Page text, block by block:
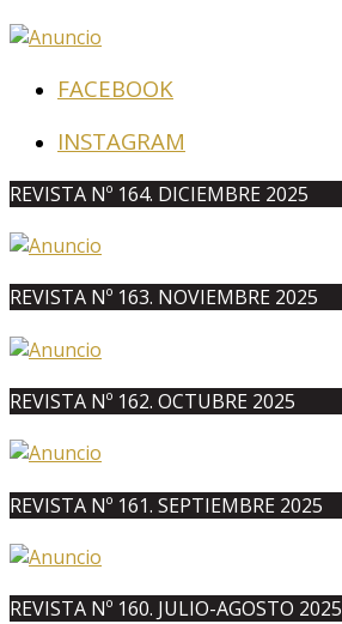
FACEBOOK
INSTAGRAM
REVISTA Nº 164. DICIEMBRE 2025
REVISTA Nº 163. NOVIEMBRE 2025
REVISTA Nº 162. OCTUBRE 2025
REVISTA Nº 161. SEPTIEMBRE 2025
REVISTA Nº 160. JULIO-AGOSTO 2025